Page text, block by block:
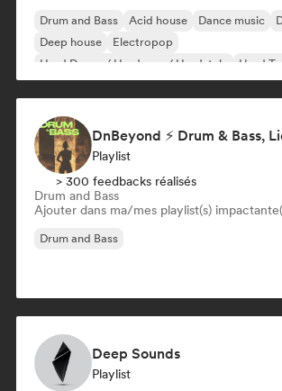
Drum and Bass Acid house Dance music
Deep house
Electropop
Hard Dance / Hardcore / Hardstyle
Hard
Playlist
> 300 feedbacks réalisés
Drum and Bass
Ajouter dans ma/mes playlist(s)
Drum and Bass
Deep Sounds
Playlist